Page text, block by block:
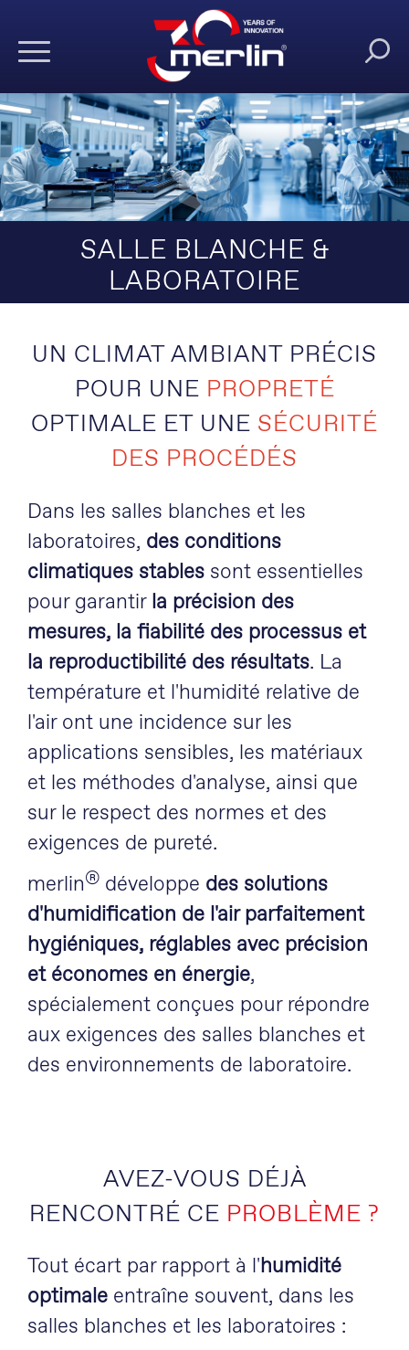
SALLE BLANCHE &
LABORATOIRE
UN CLIMAT AMBIANT PRÉCIS
POUR UNE PROPRETÉ
OPTIMALE ET UNE SÉCURITÉ
DES PROCÉDÉS
Dans les salles blanches et les
laboratoires, des conditions
climatiques stables sont essentielles
pour garantir la précision des
mesures, la fiabilité des processus et
la reproductibilité des résultats. La
température et l'humidité relative de
l'air ont une incidence sur les
applications sensibles, les matériaux
et les méthodes d'analyse, ainsi que
sur le respect des normes et des
exigences de pureté.
merlin® développe des solutions
d'humidification de l'air parfaitement
hygiéniques, réglables avec précision
et économes en énergie,
spécialement conçues pour répondre
aux exigences des salles blanches et
des environnements de laboratoire.
AVEZ-VOUS DÉJÀ
RENCONTRÉ CE PROBLÈME ?
Tout écart par rapport à l'humidité
optimale entraîne souvent, dans les
salles blanches et les laboratoires :